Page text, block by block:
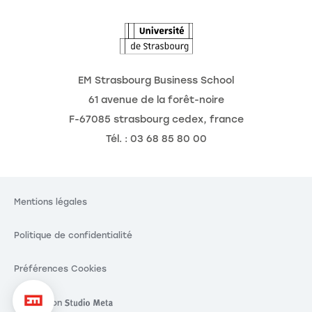
EM Strasbourg Business School
61 avenue de la forêt-noire
F-67085 strasbourg cedex, france
Tél. : 03 68 85 80 00
Mentions légales
Politique de confidentialité
Préférences Cookies
Réalisation